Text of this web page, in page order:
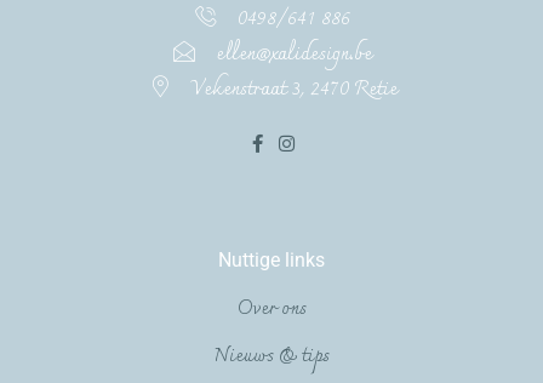
0498/641 886
ellen@xalidesign.be
Vekenstraat 3, 2470 Retie
Nuttige links
Over ons
Nieuws & tips